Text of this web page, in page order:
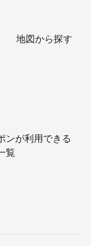
地図から探す
ンが利用できる
覧